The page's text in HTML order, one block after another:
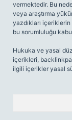
vermektedir. Bu
veya araştırma
yazdıkları
bu sorumluluğu
Hukuka ve yasal
içerikleri,
ilgili içerikler yasal